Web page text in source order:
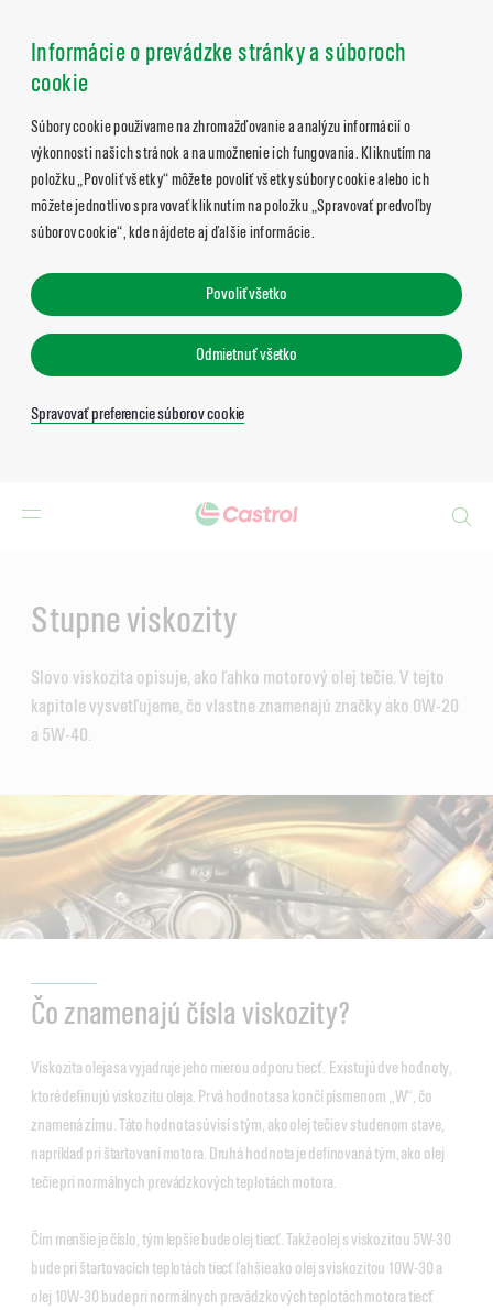
Informácie o prevádzke stránky a súboroch
cookie
Súbory cookie používame na zhromažďovanie a analýzu informácií o
výkonnosti našich stránok a na umožnenie ich fungovania. Kliknutím na
položku „Povoliť všetky“ môžete povoliť všetky súbory cookie alebo ich
môžete jednotlivo spravovať kliknutím na položku „Spravovať predvoľby
súborov cookie“, kde nájdete aj ďalšie informácie.
Povoliť všetko
Odmietnuť všetko
Spravovať preferencie súborov cookie
Stupne viskozity
Slovo viskozita opisuje, ako ľahko motorový olej tečie. V tejto
kapitole vysvetľujeme, čo vlastne znamenajú značky ako 0W-20
a 5W-40.
Čo znamenajú čísla viskozity?
Viskozita oleja sa vyjadruje jeho mierou odporu tiecť. Existujú dve hodnoty,
ktoré definujú viskozitu oleja. Prvá hodnota sa končí písmenom „W“, čo
znamená zimu. Táto hodnota súvisí s tým, ako olej tečie v studenom stave,
napríklad pri štartovaní motora. Druhá hodnota je definovaná tým, ako olej
tečie pri normálnych prevádzkových teplotách motora.
Čím menšie je číslo, tým lepšie bude olej tiecť. Takže olej s viskozitou 5W-30
bude pri štartovacích teplotách tiecť ľahšie ako olej s viskozitou 10W-30 a
olej 10W-30 bude pri normálnych prevádzkových teplotách motora tiecť